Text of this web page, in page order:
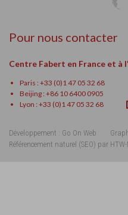
Pour nous contacter
Centre Fabert en France et à
Paris : +33 (0)1 47 05 32 68
Beijing : +86 10 6400 0905
Lyon : +33 (0)1 47 05 32 68
Développement : Go On Web
Référencement naturel (SEO) par